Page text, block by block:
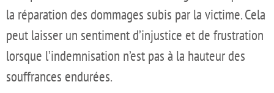
la réparation des dommages subis par la victime. Cela
peut laisser un sentiment d’injustice et de frustration
lorsque l’indemnisation n’est pas à la hauteur des
souffrances endurées.